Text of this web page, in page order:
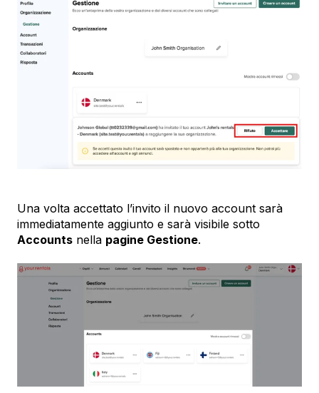
Una volta accettato l’invito il nuovo account sarà
immediatamente aggiunto e sarà visibile sotto
Accounts nella pagine Gestione.